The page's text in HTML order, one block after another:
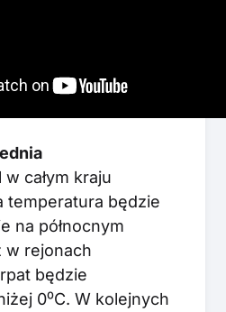
całym kraju
temperatura będzie
na północnym
w rejonach
będzie
0⁰C. W kolejnych